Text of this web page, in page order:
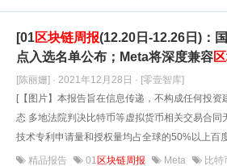
[01区块链周报(12.20日-12.26日)：
点入选名单公布；Meta将深度兼容
[陈丽姗] · 2021年12月28日 · [零壹智库]
[【图片】本报告旨在信息传递，不构成任何投资
态 多地法院判决比特币等虚拟货币相关交易合同
技术专利申请量和授权量均占全球的50%以上百
精品报告 01区块链周报 Meta 比特